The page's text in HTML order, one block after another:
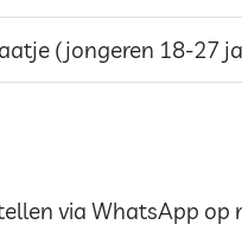
(jongeren 18-27
via WhatsApp